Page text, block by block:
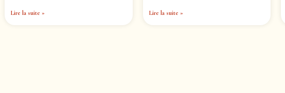
Lire la suite » Lire la suite »